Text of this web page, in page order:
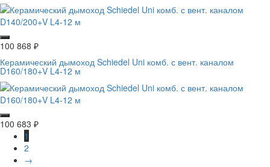
100 868 ₽
Керамический дымоход Schiedel Uni комб. с вент. каналом
D160/180+V L4-12 м
100 683 ₽
1
2
→